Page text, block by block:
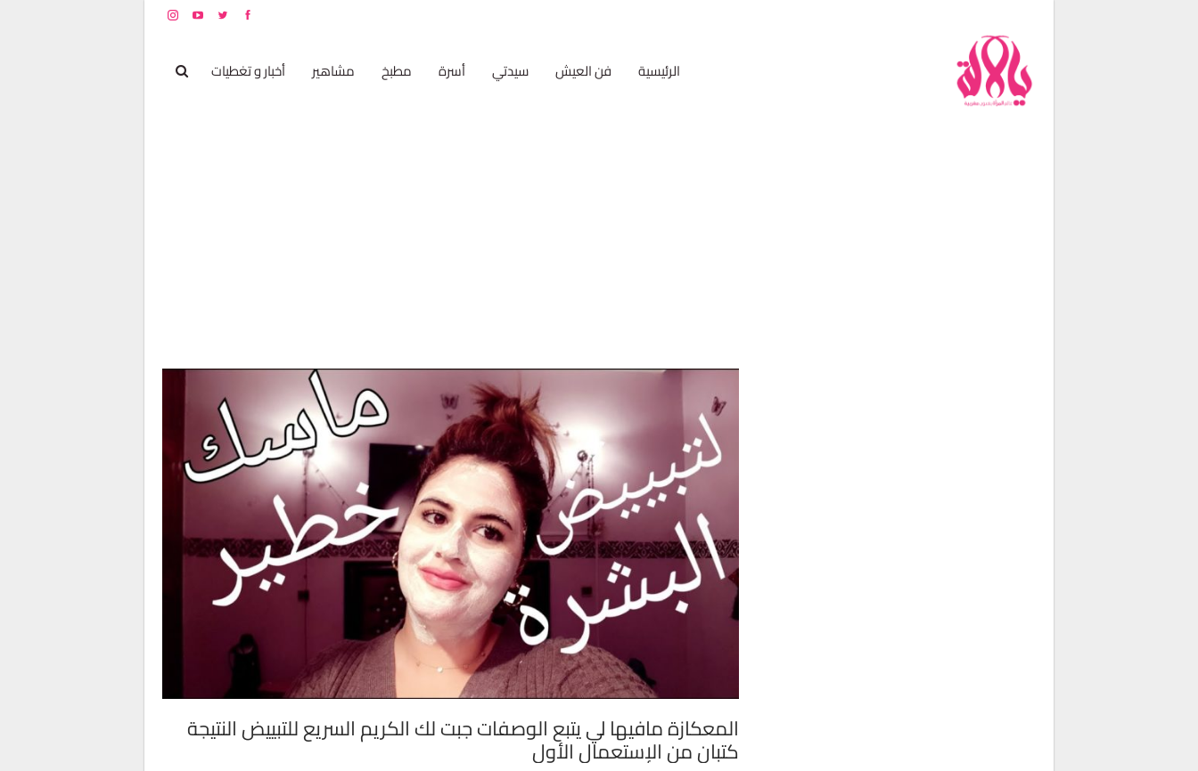
الرئيسية فن العيش سيدتي أسرة مطبخ مشاهير أخبار و تغطيات
المعكازة مافيها لي يتبع الوصفات جبت لك الكريم السريع للتبييض النتيجة
كتبان من الإستعمال الأول